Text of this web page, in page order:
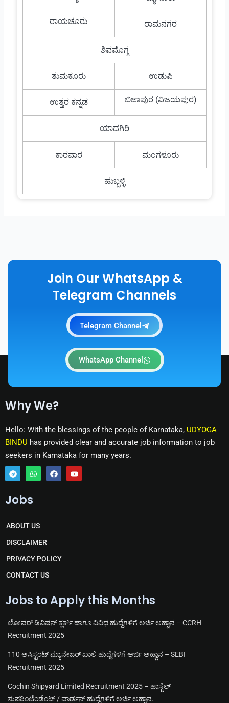
ರಾಯಚೂರು ರಾಮನಗರ
ಶಿವಮೊಗ್ಗ
ತುಮಕೂರು ಉಡುಪಿ
ಉತ್ತರ ಕನ್ನಡ ಬಿಜಾಪುರ (ವಿಜಯಪುರ)
ಯಾದಗಿರಿ
ಕಾರವಾರ ಮಂಗಳೂರು
ಹುಬ್ಬಳ್ಳಿ
Join Our WhatsApp &
Telegram Channels
Telegram Channel
WhatsApp Channel
Why We?
Hello: With the blessings of the people of Karnataka, UDYOGA
BINDU has provided clear and accurate job information to job
seekers in Karnataka for many years.
T
l
r
a
m
W
a
a
p
p
F Y
Jobs
ABOUT US
DISCLAIMER
PRIVACY POLICY
CONTACT US
Jobs to Apply this Months
ಲೋವರ್ ಡಿವಿಷನ್ ಕ್ಲರ್ಕ್ ಹಾಗೂ ವಿವಿಧ ಹುದ್ದೆಗಳಿಗೆ ಅರ್ಜಿ ಅಹ್ವಾನ – CCRH
Recruitment 2025
110 ಅಸಿಸ್ಟಂಟ್ ಮ್ಯಾನೇಜರ್ ಖಾಲಿ ಹುದ್ದೆಗಳಿಗೆ ಅರ್ಜಿ ಅಹ್ವಾನ – SEBI
Recruitment 2025
Cochin Shipyard Limited Recruitment 2025 – ಹಾಸ್ಟೆಲ್
ಸುಪರಿಂಟೆಂಡೆಂಟ್ / ವಾರ್ಡನ್ ಹುದ್ದೆಗಳಿಗೆ ಅರ್ಜಿ ಅಹ್ವಾನ.